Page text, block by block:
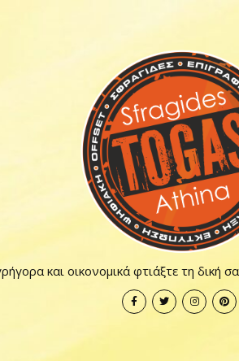
και οικονομικά φτιάξτε τη